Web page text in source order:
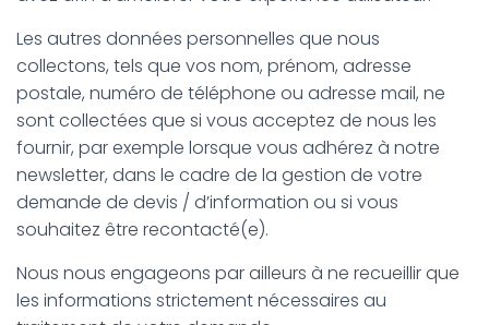
Les autres données personnelles que nous
collectons, tels que vos nom, prénom, adresse
postale, numéro de téléphone ou adresse mail, ne
sont collectées que si vous acceptez de nous les
fournir, par exemple lorsque vous adhérez à notre
newsletter, dans le cadre de la gestion de votre
demande de devis / d’information ou si vous
souhaitez être recontacté(e).
Nous nous engageons par ailleurs à ne recueillir que
les informations strictement nécessaires au